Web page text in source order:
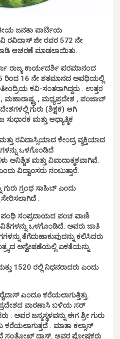
ಜನತಾ ಪಾರ್ಟಿಯ
ರವಿದಾಸ್ ಜೀ ರವರ 572 ನೇ
ಆಚರಣೆ ಮಾಡಲಾಯಿತು.
ರಾಜ್ಯ ಕಾರ್ಯದರ್ಶಿ ಪರಮಾನಂದ
ರಿಂದ 16 ನೇ ಶತಮಾನದ ಅವಧಿಯಲ್ಲಿ
ಕವಿ-ಸಂತರಾಗಿದ್ದರು . ಉತ್ತರ
, ಮಹಾರಾಷ್ಟ್ರ , ಮಧ್ಯಪ್ರದೇಶ , ಪಂಜಾಬ್
ಗುರು (ಶಿಕ್ಷಕ) ಆಗಿ
ಮತ್ತು ಆಧ್ಯಾತ್ಮಿಕ
ರವಿದಾಸ್ಸಿಯಾದ ಕೇಂದ್ರ ವ್ಯಕ್ತಿಯಾದ
ಒಳಗೊಂಡಿದೆ
ಮತ್ತು ವಿವಾದಾತ್ಮಕವಾಗಿವೆ.
ವಿದ್ವಾಂಸರು ನಂಬುತ್ತಾರೆ.
ಗುರು ಗ್ರಂಥ ಸಾಹಿಬ್ ಎಂದು
.
ಸಂಪ್ರದಾಯದ ಪಂಚ ವಾಣಿ
ಒಳಗೊಂಡಿದೆ. ಅವರು ಜಾತಿ
ತೆಗೆದುಹಾಕುವುದನ್ನು ಕಲಿಸಿದರು
ಅನ್ವೇಷಣೆಯಲ್ಲಿ ಏಕತೆಯನ್ನು
1520 ರಲ್ಲಿ ನಿಧನರಾದರು ಎಂದು
ಎಂದೂ ಕರೆಯಲಾಗುತ್ತಿತ್ತು.
ವಾರಣಾಸಿ ಬಳಿಯ ಸರ್
ಅವರ ಜನ್ಮಸ್ಥಳವನ್ನು ಈಗ ಶ್ರೀ ಗುರು
. ಮಾತಾ ಕಲ್ಸಾನ್
ಸಂತೋಖ್ ದಾಸ್. ಅವರ ಪೋಷಕರು